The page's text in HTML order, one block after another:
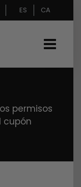
ES CA
permisos
cupón